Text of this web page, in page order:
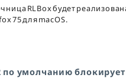
RLBox будет
75 для macOS.
по умолчанию блокирует